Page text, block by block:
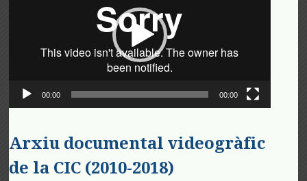
00:00 00:00
Arxiu documental videogràfic
de la CIC (2010-2018)